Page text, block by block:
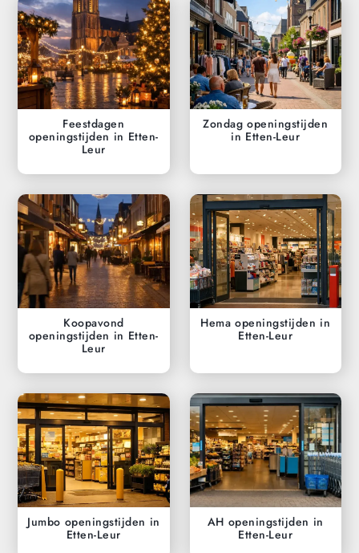
Feestdagen
openingstijden in Etten-
Leur
Zondag openingstijden
in Etten-Leur
Koopavond
openingstijden in Etten-
Leur
Hema openingstijden in
Etten-Leur
Jumbo openingstijden in
Etten-Leur
AH openingstijden in
Etten-Leur